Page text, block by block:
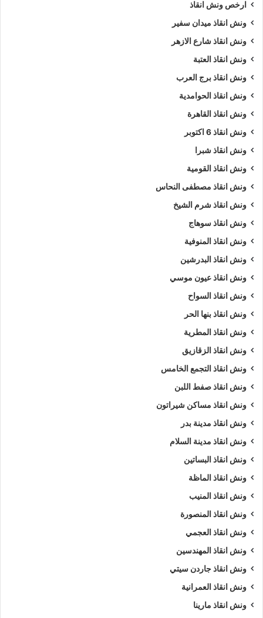
ارخص ونش انقاذ
ونش انقاذ ميدان سفير
ونش انقاذ شارع الازهر
ونش انقاذ العتبة
ونش انقاذ برج العرب
ونش انقاذ الحوامدية
ونش انقاذ القاهرة
ونش انقاذ 6 اكتوبر
ونش انقاذ شبرا
ونش انقاذ القومية
ونش انقاذ مصطفى النحاس
ونش انقاذ شرم الشيخ
ونش انقاذ سوهاج
ونش انقاذ المنوفية
ونش انقاذ البدرشين
ونش انقاذ عيون موسي
ونش انقاذ السواح
ونش انقاذ بنها الحر
ونش انقاذ المطرية
ونش انقاذ الزقازيق
ونش انقاذ التجمع الخامس
ونش انقاذ صفط اللبن
ونش انقاذ مساكن شيراتون
ونش انقاذ مدينة بدر
ونش انقاذ مدينة السلام
ونش انقاذ البساتين
ونش انقاذ الماظة
ونش انقاذ المنيب
ونش انقاذ المنصورة
ونش انقاذ العجمي
ونش انقاذ المهندسين
ونش انقاذ جاردن سيتي
ونش انقاذ العمرانية
ونش انقاذ مارينا